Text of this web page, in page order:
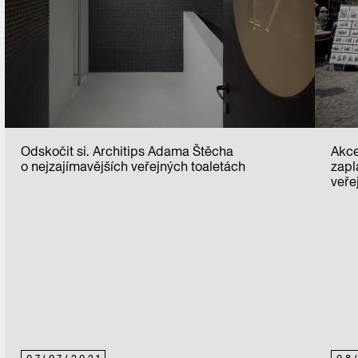
Odskočit si. Architips Adama Štěcha
o nejzajímavějších veřejných toaletách